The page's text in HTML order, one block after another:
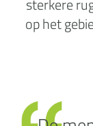
op het